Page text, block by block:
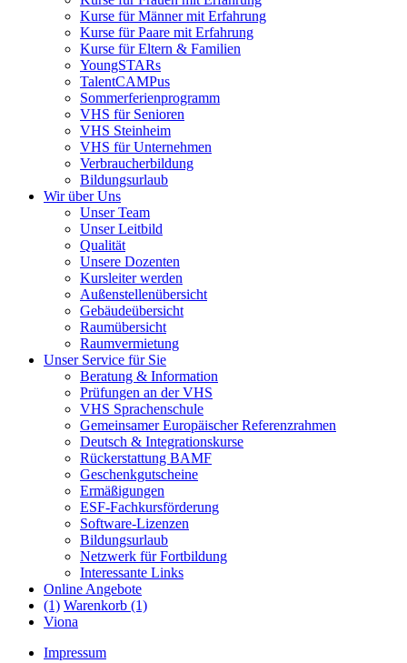
Kurse für Männer mit Erfahrung
Kurse für Paare mit Erfahrung
Kurse für Eltern & Familien
YoungSTARs
TalentCAMPus
Sommerferienprogramm
VHS für Senioren
VHS Steinheim
VHS für Unternehmen
Verbraucherbildung
Bildungsurlaub
Wir über Uns
Unser Team
Unser Leitbild
Qualität
Unsere Dozenten
Kursleiter werden
Außenstellenübersicht
Gebäudeübersicht
Raumübersicht
Raumvermietung
Unser Service für Sie
Beratung & Information
Prüfungen an der VHS
VHS Sprachenschule
Gemeinsamer Europäischer Referenzrahmen
Deutsch & Integrationskurse
Rückerstattung BAMF
Geschenkgutscheine
Ermäßigungen
ESF-Fachkursförderung
Software-Lizenzen
Bildungsurlaub
Netzwerk für Fortbildung
Interessante Links
Online Angebote
(1) Warenkorb (1)
Viona
Impressum